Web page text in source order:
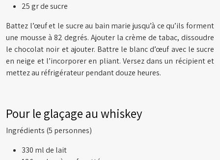
25 gr de sucre
Battez l’œuf et le sucre au bain marie jusqu’à ce qu’ils forment
une mousse à 82 degrés. Ajouter la crème de tabac, dissoudre
le chocolat noir et ajouter. Battre le blanc d’œuf avec le sucre
en neige et l’incorporer en pliant. Versez dans un récipient et
mettez au réfrigérateur pendant douze heures.
Pour le glaçage au whiskey
Ingrédients (5 personnes)
330 ml de lait